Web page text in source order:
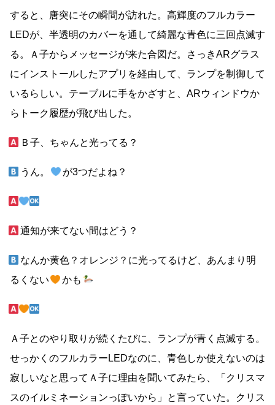
すると、唐突にその瞬間が訪れた。高輝度のフルカラー
LEDが、半透明のカバーを通して綺麗な青色に三回点滅す
る。Ａ子からメッセージが来た合図だ。さっきARグラス
にインストールしたアプリを経由して、ランプを制御して
いるらしい。テーブルに手をかざすと、ARウィンドウか
らトーク履歴が飛び出した。
Ｂ子、ちゃんと光ってる？
うん。 が3つだよね？
通知が来てない間はどう？
なんか黄色？オレンジ？に光ってるけど、あんまり明
るくない
かも
Ａ子とのやり取りが続くたびに、ランプが青く点滅する。
せっかくのフルカラーLEDなのに、青色しか使えないのは
寂しいなと思ってＡ子に理由を聞いてみたら、「クリスマ
スのイルミネーションっぽいから」と言っていた。クリス